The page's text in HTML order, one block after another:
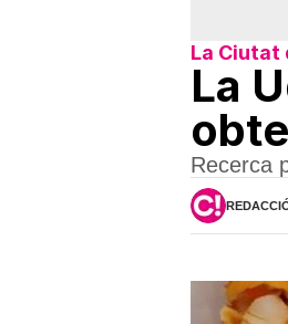
La Ciutat
La
Recerca